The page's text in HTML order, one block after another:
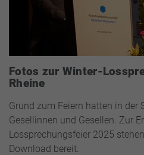
Fotos zur Winter-
Rheine
Grund zum Feiern hatten in der
Gesellinnen und Gesellen. Zur
Lossprechungsfeier 2025
Download bereit.